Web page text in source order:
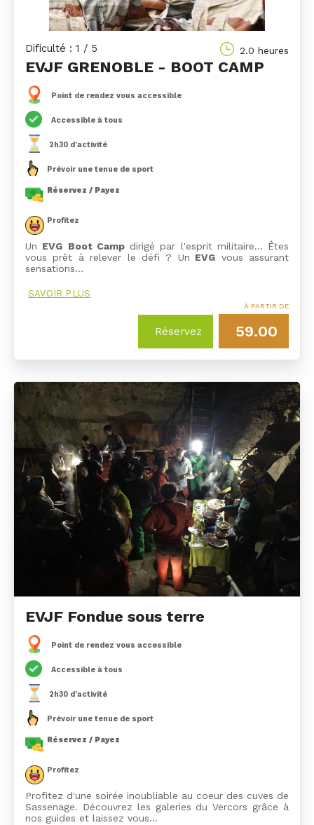
Dificulté : 1 / 5 2.0 heures
EVJF GRENOBLE - BOOT CAMP
Point de rendez vous accessible
Accessible à tous
2h30 d'activité
Prévoir une tenue de sport
Réservez / Payez
Profitez
Un EVG Boot Campdirigé par l'esprit militaire... Êtes
vous prêt à relever le défi ? Un EVG vous assurant
sensations…
SAVOIR PLUS
Réservez
À PARTIR DE
59.00
EVJF Fondue sous terre
Point de rendez vous accessible
Accessible à tous
2h30 d'activité
Prévoir une tenue de sport
Réservez / Payez
Profitez
Profitez d'une soirée inoubliable au coeur des cuves de
Sassenage. Découvrez les galeries du Vercors grâce à
nos guides et laissez vous…